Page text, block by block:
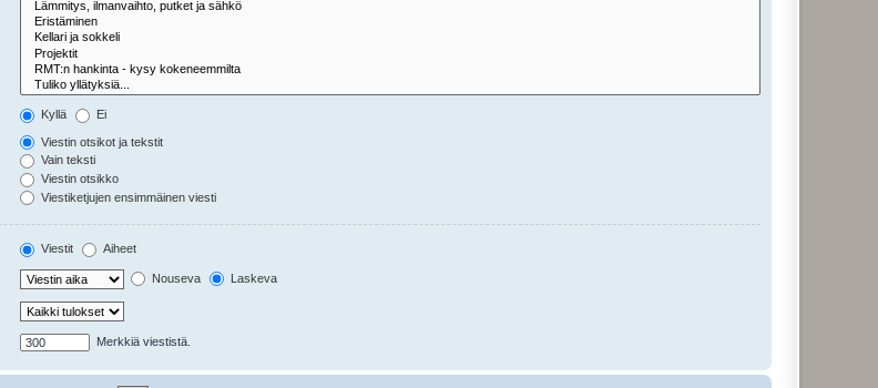
Kyllä Ei
Viestin otsikot ja tekstit
Vain teksti
Viestin otsikko
Viestiketjujen ensimmäinen viesti
Viestit Aiheet
Nouseva Laskeva
Merkkiä viestistä.